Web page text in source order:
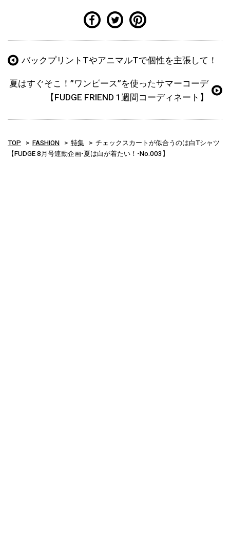
バックプリントTやアニマルTで個性を主張して！
夏はすぐそこ！”ワンピース”を使ったサマーコーデ
【FUDGE FRIEND 1週間コーディネート】
TOP FASHION 特集
チェックスカートが似合うのは白Tシャツ
【FUDGE 8月号連動企画-夏は白が着たい！-No.003】